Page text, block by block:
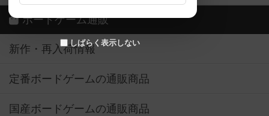
しばらく表示しない
ボードゲーム通販
新作・再入荷情報
定番ボードゲームの通販商品
国産ボードゲームの通販商品